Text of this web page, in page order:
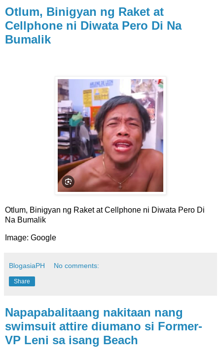
Otlum, Binigyan ng Raket at
Cellphone ni Diwata Pero Di Na
Bumalik
Otlum, Binigyan ng Raket at Cellphone ni Diwata Pero Di
Na Bumalik
Image: Google
BlogasiaPH No comments:
Share
Napapabalitaang nakitaan nang
swimsuit attire diumano si Former-
VP Leni sa isang Beach